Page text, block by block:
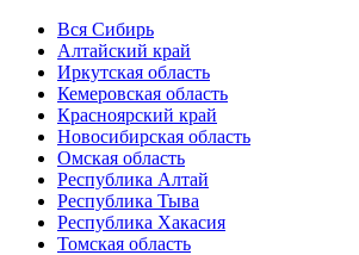
Вся Сибирь
Алтайский край
Иркутская область
Кемеровская область
Красноярский край
Новосибирская область
Омская область
Республика Алтай
Республика Тыва
Республика Хакасия
Томская область